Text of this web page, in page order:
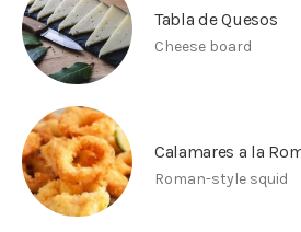
Tabla de Quesos
Cheese board
Calamares a la
Roman-style squid